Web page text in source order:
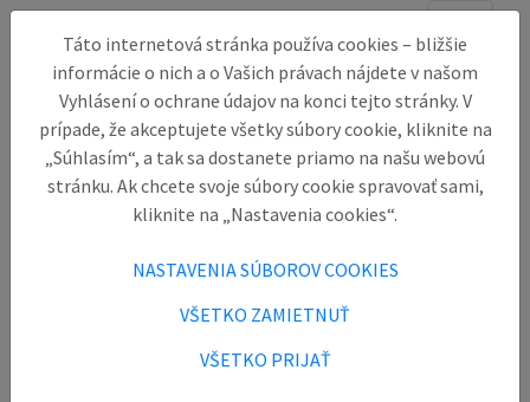
Klientske centrum
Všetky služby nebankového registra vybavíte aj osobne
v Klientskom centre. Naši operátori vám ochotne vysvetlia
všetko potrebné a dôležité.
V Klientskom centre spoločnosti CRIF vyriešime vaše
klientskych informácií na počkanie.Naši operátori vám
ochotne pomôžu a poradia so všetkými nejasnosťami
centre sú záujemcom poskytnuté informácie podľa
Táto internetová stránka používa cookies – bližšie
informácie o nich a o Vašich právach nájdete v našom
Vyhlásení o ochrane údajov na konci tejto stránky. V
prípade, že akceptujete všetky súbory cookie, kliknite na
„Súhlasím“, a tak sa dostanete priamo na našu webovú
stránku. Ak chcete svoje súbory cookie spravovať sami,
kliknite na „Nastavenia cookies“.
NASTAVENIA SÚBOROV COOKIES
VŠETKO ZAMIETNUŤ
VŠETKO PRIJAŤ